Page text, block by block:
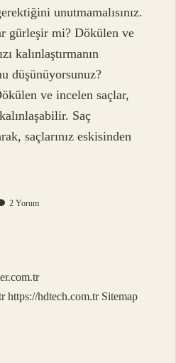
unutmamalısınız.
gürleşir mi? Dökülen ve
kalınlaştırmanın
düşünüyorsunuz?
ve incelen saçlar,
Saç
saçlarınız eskisinden
2 Yorum
https://hdtech.com.tr Sitemap